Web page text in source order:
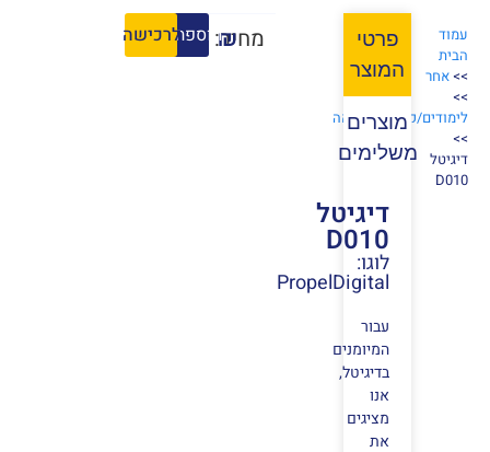
עמוד
הבית
>>אחר
>>
לימודים/קורסים/הוראה
>>
דיגיטל
D010
פרטי
המוצר
מוצרים
משלימים
דיגיטל
D010
לוגו:
PropelDigital
עבור
המיומנים
בדיגיטל,
אנו
מציגים
את
מחיר:
₪הוספה לסל
לרכישה